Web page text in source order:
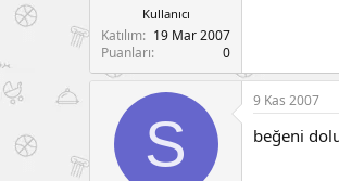
Kullanıcı
Katılım
19 Mar 2007
Puanları
0
S
9 Kas 2007
beğeni